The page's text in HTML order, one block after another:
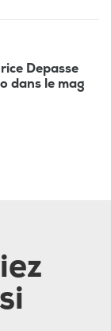
Depasse
dans le mag